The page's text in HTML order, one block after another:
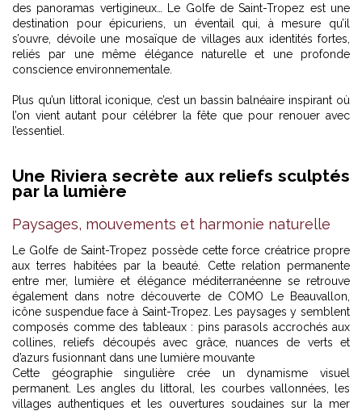
des panoramas vertigineux… Le Golfe de Saint-Tropez est une
destination pour épicuriens, un éventail qui, à mesure qu’il
s’ouvre, dévoile une mosaïque de villages aux identités fortes,
reliés par une même élégance naturelle et une profonde
conscience environnementale.
Plus qu’un littoral iconique, c’est un bassin balnéaire inspirant où
l’on vient autant pour célébrer la fête que pour renouer avec
l’essentiel.
Une Riviera secrète aux reliefs sculptés
par la lumière
Paysages, mouvements et harmonie naturelle
Le Golfe de Saint-Tropez possède cette force créatrice propre
aux terres habitées par la beauté. Cette relation permanente
entre mer, lumière et élégance méditerranéenne se retrouve
également dans notre découverte de COMO Le Beauvallon,
icône suspendue face à Saint-Tropez . Les paysages y semblent
composés comme des tableaux : pins parasols accrochés aux
collines, reliefs découpés avec grâce, nuances de verts et
d’azurs fusionnant dans une lumière mouvante
Cette géographie singulière crée un dynamisme visuel
permanent. Les angles du littoral, les courbes vallonnées, les
villages authentiques et les ouvertures soudaines sur la mer